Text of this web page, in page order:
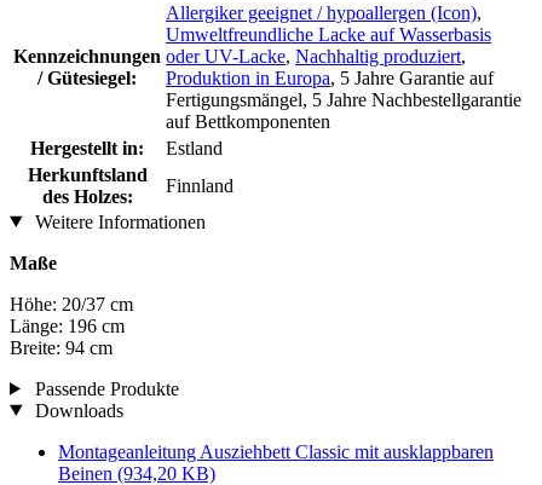
Kennzeichnungen
/ Gütesiegel:
Allergiker geeignet / hypoallergen (Icon),
Umweltfreundliche Lacke auf Wasserbasis
oder UV-Lacke, Nachhaltig produziert,
Produktion in Europa, 5 Jahre Garantie auf
Fertigungsmängel, 5 Jahre Nachbestellgarantie
auf Bettkomponenten
Hergestellt in:
Estland
Herkunftsland
des Holzes:
Finnland
Weitere Informationen
Maße
Höhe: 20/37 cm
Länge: 196 cm
Breite: 94 cm
Passende Produkte
Downloads
Montageanleitung Ausziehbett Classic mit ausklappbaren
Beinen (934,20 KB)